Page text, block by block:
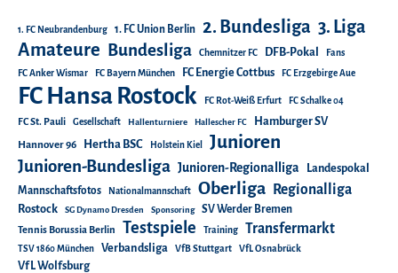
1. FC Neubrandenburg 1. FC Union Berlin 2. Bundesliga 3. Liga
Amateure Bundesliga Chemnitzer FC DFB-Pokal Fans
FC Anker Wismar FC Bayern München FC Energie Cottbus FC Erzgebirge Aue
FC Hansa Rostock FC Rot-Weiß Erfurt FC Schalke 04
FC St. Pauli Gesellschaft Hallenturniere Hallescher FC Hamburger SV
Hannover 96 Hertha BSC Holstein Kiel Junioren
Junioren-Bundesliga Junioren-Regionalliga
Landespokal
Mannschaftsfotos
Nationalmannschaft Oberliga Regionalliga
Rostock SG Dynamo Dresden Sponsoring SV Werder Bremen
Tennis Borussia Berlin Testspiele Training Transfermarkt
TSV 1860 München Verbandsliga VfB Stuttgart VfL Osnabrück
VfL Wolfsburg